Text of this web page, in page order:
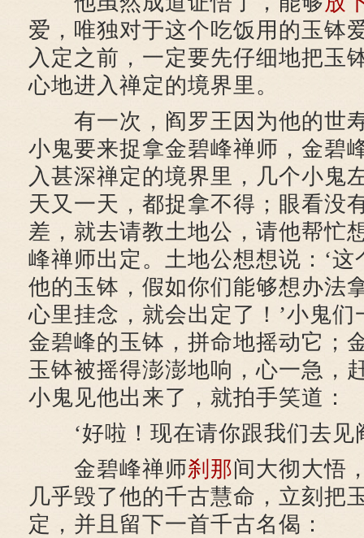
爱，唯独对于这个吃饭用的玉钵
入定之前，一定要先仔细地把玉
心地进入禅定的境界里。
有一次，阎罗王因为他的世
小鬼要来捉拿金碧峰禅师，金碧
入甚深禅定的境界里，几个小鬼
天又一天，都捉拿不得；眼看没
差，就去请教土地公，请他帮忙
峰禅师出定。土地公想想说：‘
他的玉钵，假如你们能够想办法
心里挂念，就会出定了！’小鬼
金碧峰的玉钵，拼命地摇动它；
玉钵被摇得澎澎地响，心一急，
小鬼见他出来了，就拍手笑道：
‘好啦！现在请你跟我们去见
金碧峰禅师刹那间大彻大悟
几乎毁了他的千古慧命，立刻把
定，并且留下一首千古名偈：